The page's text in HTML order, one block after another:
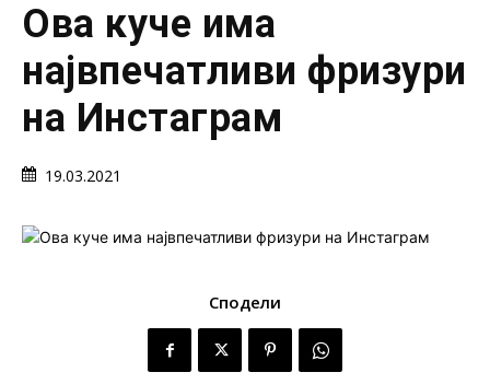
Ова куче има
највпечатливи фризури
на Инстаграм
19.03.2021
Сподели